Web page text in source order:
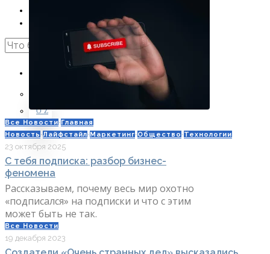
ПОИСК
OʻZ
Все Новости· Главная
Новость ·Лайфстайл· Маркетинг·Общество ·Технологии
23 октября 2025
С тебя подписка: разбор бизнес-
феномена
Рассказываем, почему весь мир охотно
«подписался» на подписки и что с этим
может быть не так.
Все Новости
19 декабря 2023